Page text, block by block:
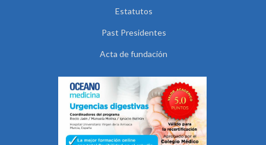
Estatutos
Past Presidentes
Acta de fundación